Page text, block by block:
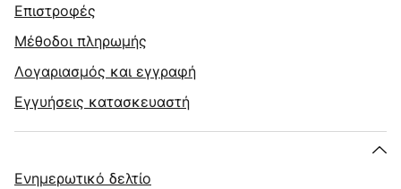
Επιστροφές
Μέθοδοι πληρωμής
Λογαριασμός και εγγραφή
Εγγυήσεις κατασκευαστή
Ενημερωτικό δελτίο